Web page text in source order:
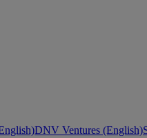
DNV Ventures (English)